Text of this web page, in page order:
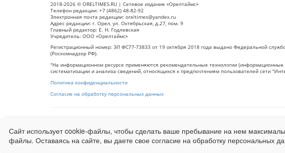
2018-2026 © ORELTIMES.RU | Сетевое издание «Орелтаймс»
Телефон редакции: +7 (4862) 48-82-92
Электронная почта редакции: oreltimes@yandex.ru
Адрес редакции: г. Орел, ул. Октябрьская, д.27, пом. 9
Главный редактор: Е. Н. Годлевская
Учредитель: ООО «Орелтаймс»
Регистрационный номер: ЭЛ ФС77-73833 от 19 октября 2018 года выдано Федеральной
(Роскомнадзор РФ).
"На информационном ресурсе применяются рекомендательные технологии
систематизации и анализа сведений, относящихся к предпочтениям пользователей сети
Политика конфиденциальности
Согласие на обработку персональных данных
Ограниченная статистика посещаемости доступна на сайтеLiveinternet.ru . Подробная
Сайт использует cookie-файлы, чтобы сделать ваше пребывание на нем
файлы. Оставаясь на сайте, вы даете свое согласие на обработку персональных